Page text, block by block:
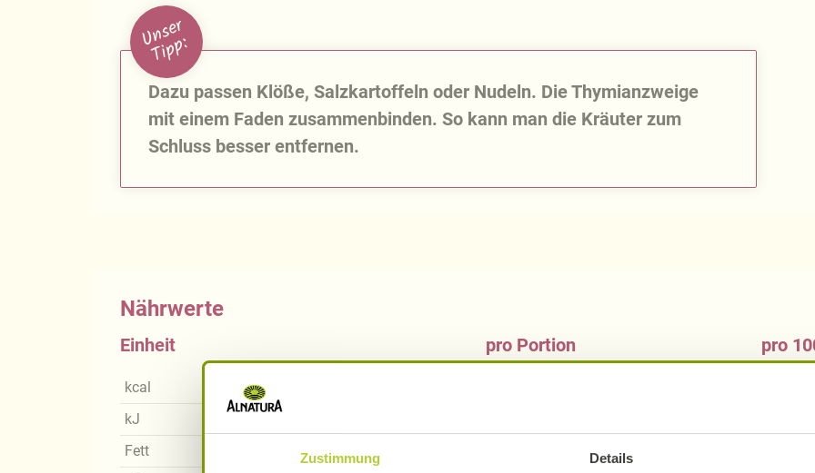
Zustimmung Details
U
n
s
e
r
T
i
p
p
:
Dazu passen Klöße, Salzkartoffeln oder Nudeln. Die Thymianzweige
mit einem Faden zusammenbinden. So kann man die Kräuter zum
Schluss besser entfernen.
Nährwerte
Einheit
kcal
kJ
Fett
pro Portion pro